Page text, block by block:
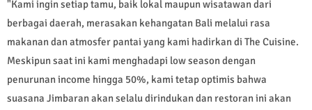
"Kami ingin setiap tamu, baik lokal maupun wisatawan dari
berbagai daerah, merasakan kehangatan Bali melalui rasa
makanan dan atmosfer pantai yang kami hadirkan di The Cuisine.
Meskipun saat ini kami menghadapi low season dengan
penurunan income hingga 50%, kami tetap optimis bahwa
suasana Jimbaran akan selalu dirindukan dan restoran ini akan